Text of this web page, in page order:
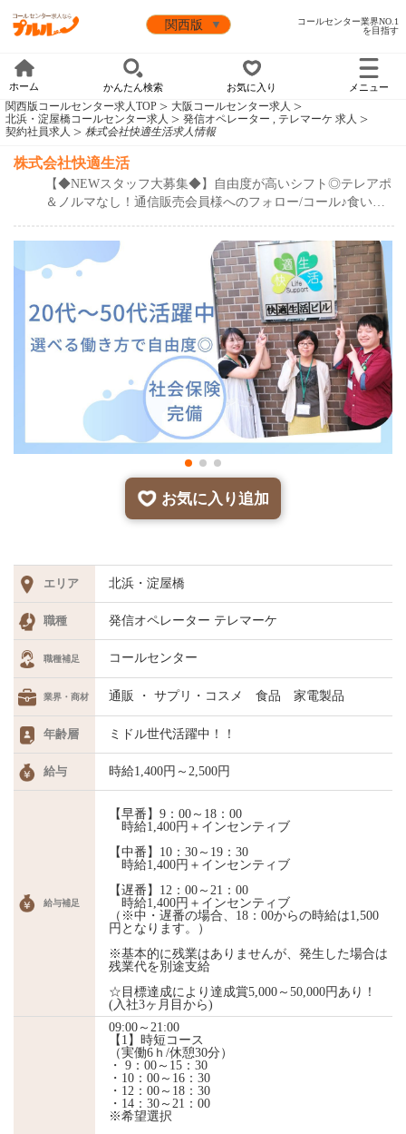
コールセンター業界NO.1
を目指す
ホーム かんたん検索 お気に入り メニュー
関西版コールセンター求人TOP
大阪コールセンター求人
北浜・淀屋橋コールセンター求人
発信オペレーター , テレマーケ 求人
契約社員求人
株式会社快適生活求人情報
株式会社快適生活
【◆NEWスタッフ大募集◆】自由度が高いシフト◎テレアポ
＆ノルマなし！通信販売会員様へのフォロー/コール♪食いし
顔にするお仕事です！
お気に入り追加
エリア 北浜・淀屋橋
職種 発信オペレーター テレマーケ
職種補足 コールセンター
業界・商材 通販 ・ サプリ・コスメ 食品 家電製品
年齢層 ミドル世代活躍中！！
給与 時給1,400円～2,500円
給与補足
【早番】9：00～18：00
時給1,400円＋インセンティブ
【中番】10：30～19：30
時給1,400円＋インセンティブ
【遅番】12：00～21：00
時給1,400円＋インセンティブ
（※中・遅番の場合、18：00からの時給は1,500
円となります。）
※基本的に残業はありませんが、発生した場合は
残業代を別途支給
☆目標達成により達成賞5,000～50,000円あり！
(入社3ヶ月目から)
09:00～21:00
【1】時短コース
（実働6ｈ/休憩30分）
・ 9：00～15：30
・10：00～16：30
・12：00～18：30
・14：30～21：00
※希望選択